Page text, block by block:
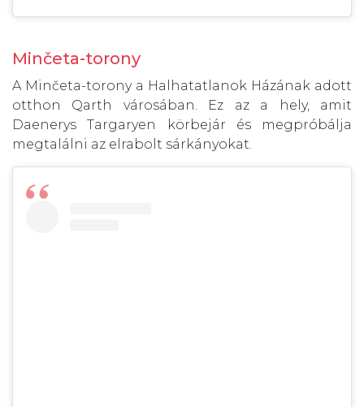
Minčeta-torony
A Minčeta-torony a Halhatatlanok Házának adott
otthon Qarth városában. Ez az a hely, amit
Daenerys Targaryen körbejár és megpróbálja
megtalálni az elrabolt sárkányokat.